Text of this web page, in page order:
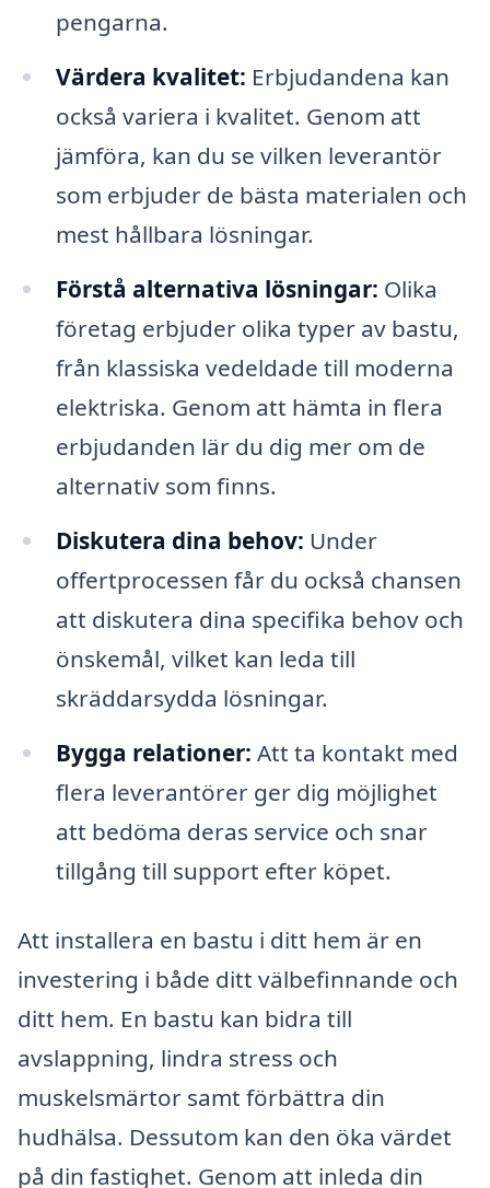
pengarna.
Värdera kvalitet: Erbjudandena kan
också variera i kvalitet. Genom att
jämföra, kan du se vilken leverantör
som erbjuder de bästa materialen och
mest hållbara lösningar.
Förstå alternativa lösningar: Olika
företag erbjuder olika typer av bastu,
från klassiska vedeldade till moderna
elektriska. Genom att hämta in flera
erbjudanden lär du dig mer om de
alternativ som finns.
Diskutera dina behov: Under
offertprocessen får du också chansen
att diskutera dina specifika behov och
önskemål, vilket kan leda till
skräddarsydda lösningar.
Bygga relationer: Att ta kontakt med
flera leverantörer ger dig möjlighet
att bedöma deras service och snar
tillgång till support efter köpet.
Att installera en bastu i ditt hem är en
investering i både ditt välbefinnande och
ditt hem. En bastu kan bidra till
avslappning, lindra stress och
muskelsmärtor samt förbättra din
hudhälsa. Dessutom kan den öka värdet
på din fastighet. Genom att inleda din